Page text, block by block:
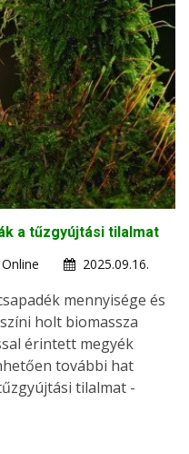
a tűzgyújtási tilalmat
2025.09.16.
mennyisége és
holt biomassza
érintett megyék
további hat
tilalmat -